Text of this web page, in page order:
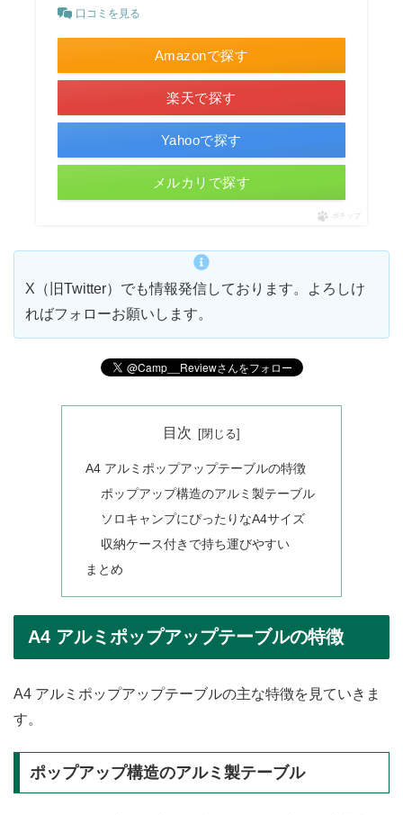
口コミを見る
Amazonで探す
楽天で探す
Yahooで探す
メルカリで探す
ポチップ
X（旧Twitter）でも情報発信しております。よろしけ
ればフォローお願いします。
目次
A4 アルミポップアップテーブルの特徴
ポップアップ構造のアルミ製テーブル
ソロキャンプにぴったりなA4サイズ
収納ケース付きで持ち運びやすい
まとめ
A4 アルミポップアップテーブルの特徴
A4 アルミポップアップテーブルの主な特徴を見ていきま
す。
ポップアップ構造のアルミ製テーブル